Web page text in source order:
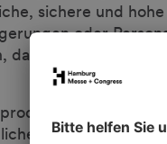
sichere und
oder
dass ihre Gerichte
eine hohe